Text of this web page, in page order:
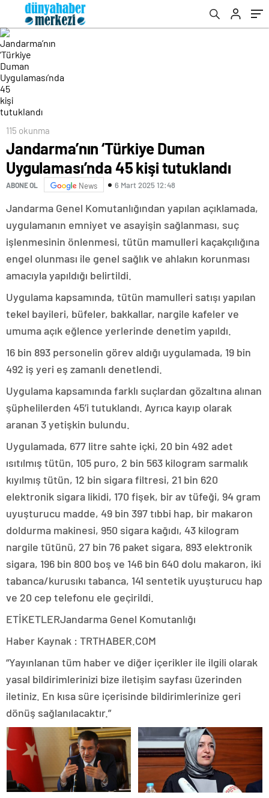
115 okunma
Jandarma’nın ‘Türkiye Duman
Uygulaması’nda 45 kişi tutuklandı
ABONE OL News 6 Mart 2025 12:48
Jandarma Genel Komutanlığından yapılan açıklamada,
uygulamanın emniyet ve asayişin sağlanması, suç
işlenmesinin önlenmesi, tütün mamulleri kaçakçılığına
engel olunması ile genel sağlık ve ahlakın korunması
amacıyla yapıldığı belirtildi.
Uygulama kapsamında, tütün mamulleri satışı yapılan
tekel bayileri, büfeler, bakkallar, nargile kafeler ve
umuma açık eğlence yerlerinde denetim yapıldı.
16 bin 893 personelin görev aldığı uygulamada, 19 bin
492 iş yeri eş zamanlı denetlendi.
Uygulama kapsamında farklı suçlardan gözaltına alınan
şüphelilerden 45’i tutuklandı. Ayrıca kayıp olarak
aranan 3 yetişkin bulundu.
Uygulamada, 677 litre sahte içki, 20 bin 492 adet
ısıtılmış tütün, 105 puro, 2 bin 563 kilogram sarmalık
kıyılmış tütün, 12 bin sigara filtresi, 21 bin 620
elektronik sigara likidi, 170 fişek, bir av tüfeği, 94 gram
uyuşturucu madde, 49 bin 397 tıbbi hap, bir makaron
doldurma makinesi, 950 sigara kağıdı, 43 kilogram
nargile tütünü, 27 bin 76 paket sigara, 893 elektronik
sigara, 196 bin 800 boş ve 146 bin 640 dolu makaron, iki
tabanca/kurusıkı tabanca, 141 sentetik uyuşturucu hap
ve 20 cep telefonu ele geçirildi.
ETİKETLERJandarma Genel Komutanlığı
Haber Kaynak : TRTHABER.COM
“Yayınlanan tüm haber ve diğer içerikler ile ilgili olarak
yasal bildirimlerinizi bize iletişim sayfası üzerinden
iletiniz. En kısa süre içerisinde bildirimlerinize geri
dönüş sağlanılacaktır.”